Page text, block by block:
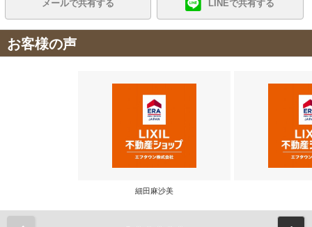
メールで共有する LINEで共有する
お客様の声
細田麻沙美